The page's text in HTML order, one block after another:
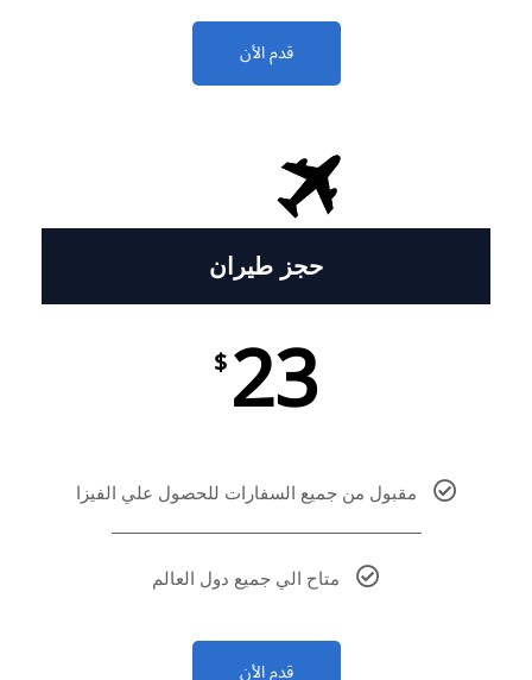
قدم الأن
حجز طيران
23
$
مقبول من جميع السفارات للحصول علي الفيزا
متاح الي جميع دول العالم
قدم الأن